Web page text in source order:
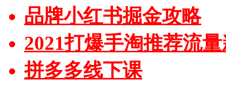
品牌小红书掘金攻略
2021打爆手淘推荐流
拼多多线下课